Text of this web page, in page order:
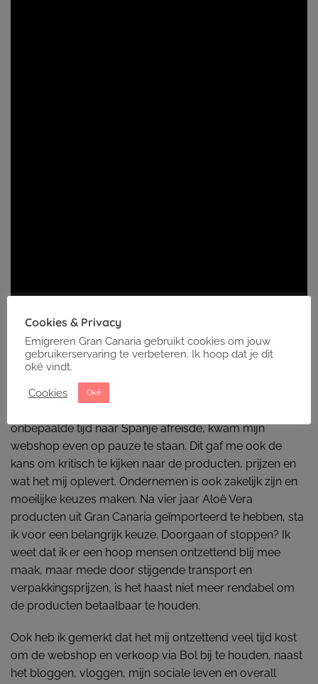
Kritisch kijken naar mijn webshop
onbepaalde tijd naar Spanje afreisde, kwam mijn
webshop even op pauze te staan. Dit gaf me ook de
kans om kritisch te kijken naar de producten, prijzen en
wat het mij oplevert. Ondernemen is ook zakelijk zijn en
moeilijke keuzes maken. Na vier jaar Aloë Vera
producten uit Gran Canaria geïmporteerd te hebben, sta
ik voor een belangrijk keuze. Doorgaan of stoppen? Ik
weet dat ik er een hoop mensen ontzettend blij mee
maak, maar mede door stijgende transport en
verpakkingsprijzen, is het haast niet meer rendabel om
de producten betaalbaar te houden.
Ook heb ik gemerkt dat het mij ontzettend veel tijd kost
om de webshop en verkoop via Bol bij te houden, naast
het bloggen, vloggen, mijn sociale leven en overall
Cookies & Privacy
Emigreren Gran Canaria gebruikt cookies om jouw
gebruikerservaring te verbeteren. Ik hoop dat je dit
oké vindt.
Cookies Oké